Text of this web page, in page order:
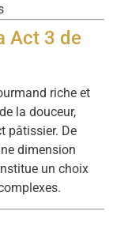
Act 3 de
riche et
la douceur,
pâtissier. De
dimension
un choix